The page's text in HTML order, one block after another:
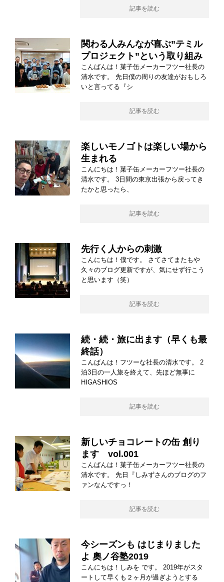
記事を読む
関わる人みんなが喜ぶ”テミル
プロジェクト”という取り組み
こんばんは！菓子缶メーカーフツー社長の
清水です。 先日僕の周りの友達がおもしろ
いと言ってる『シ
記事を読む
楽しいモノゴトは楽しい場から
生まれる
こんにちは！菓子缶メーカーフツー社長の
清水です。 3日間の東京出張から戻ってき
たかと思ったら、
記事を読む
先行く人からの刺激
こんにちは！僕です。 さてさてまたもや
久々のブログ更新ですが、気にせず行こう
と思います（笑）
記事を読む
続・続・旅に出ます（早くも最
終話）
こんばんは！フツーな社長の清水です。 2
泊3日の一人旅を終えて、先ほど無事に
HIGASHIOS
記事を読む
新しいチョコレートの缶 創り
ます vol.001
こんばんは！菓子缶メーカーフツー社長の
清水です。 先日『しみずさんのブログのフ
ァンなんですっ！
記事を読む
今シーズンも はじまりました
よ 奧ノ谷塾2019
こんにちは！しみを です。 2019年がスタ
ートして早くも２ヶ月が過ぎようとする